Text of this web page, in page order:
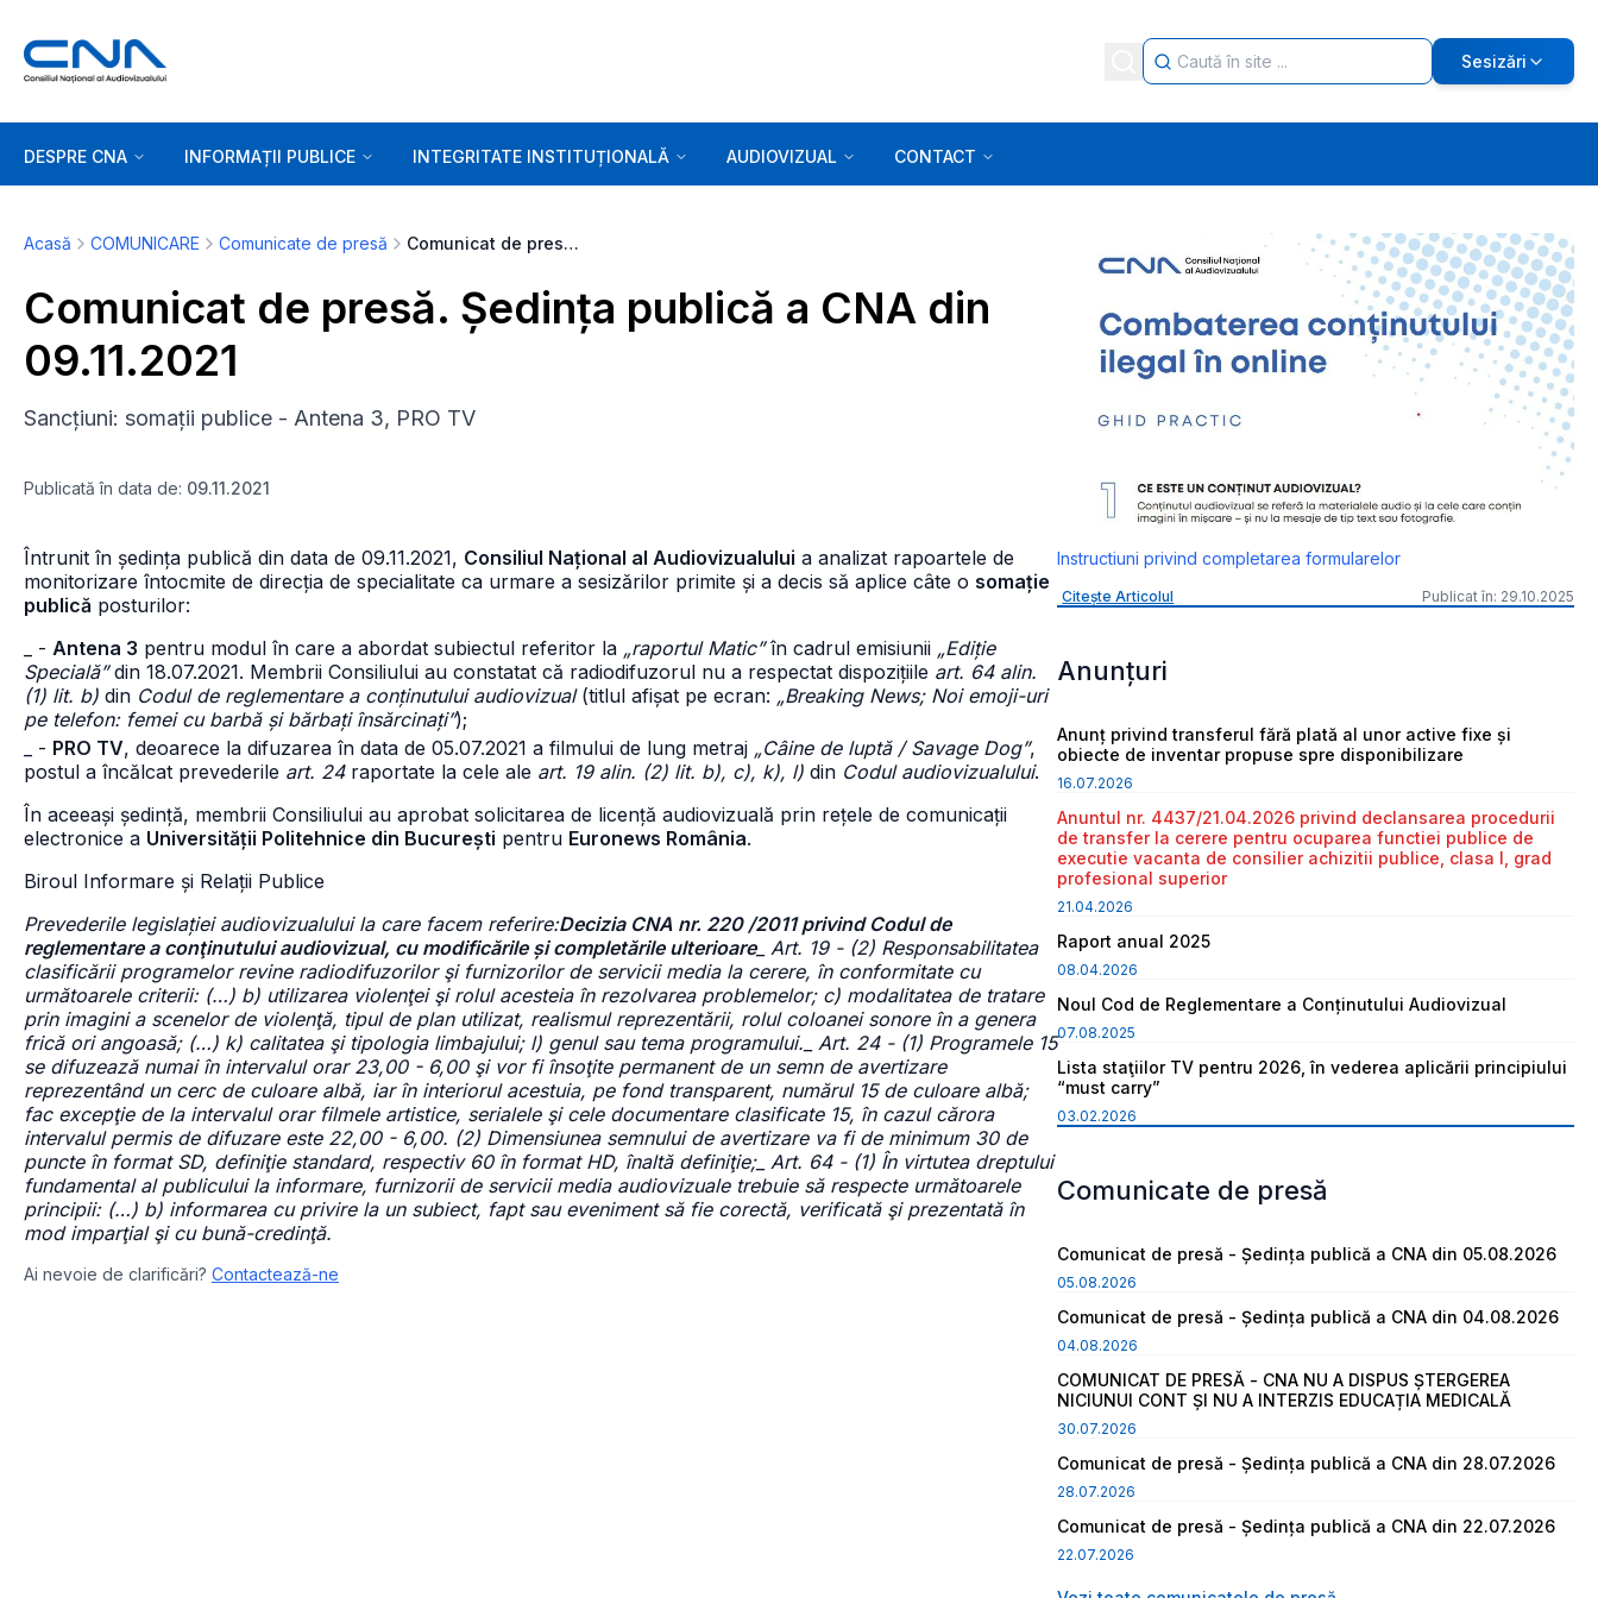
Sesizări
DESPRE CNA INFORMAȚII PUBLICE INTEGRITATE INSTITUȚIONALĂ AUDIOVIZUAL CONTACT
Acasă COMUNICARE Comunicate de presă Comunicat de presă. Ședința publică a CNA din 09.11.2021
Comunicat de presă. Ședința publică a CNA din
09.11.2021
Sancțiuni: somații publice - Antena 3, PRO TV
Publicată în data de: 09.11.2021
Întrunit în ședința publică din data de 09.11.2021, Consiliul Național al Audiovizualului a analizat rapoartele de
monitorizare întocmite de direcția de specialitate ca urmare a sesizărilor primite și a decis să aplice câte o somație
publică posturilor:
_ - Antena 3 pentru modul în care a abordat subiectul referitor la „raportul Matic”în cadrul emisiunii „Ediție
Specială”din 18.07.2021. Membrii Consiliului au constatat că radiodifuzorul nu a respectat dispozițiile art. 64 alin.
(1) lit. b) din Codul de reglementare a conținutului audiovizual(titlul afișat pe ecran: „Breaking News; Noi emoji-uri
pe telefon: femei cu barbă și bărbați însărcinați”);
_ - PRO TV, deoarece la difuzarea în data de 05.07.2021 a filmului de lung metraj „Câine de luptă / Savage Dog”,
postul a încălcat prevederile art. 24raportate la cele ale art. 19 alin. (2) lit. b), c), k), l) din Codul audiovizualului.
În aceeași ședință, membrii Consiliului au aprobat solicitarea de licență audiovizuală prin rețele de comunicații
electronice a Universității Politehnice din București pentru Euronews România.
Biroul Informare și Relații Publice
Prevederile legislației audiovizualului la care facem referire:Decizia CNA nr. 220 /2011 privind Codul de
reglementare a conţinutului audiovizual, cu modificările și completările ulterioare_ Art. 19 - (2) Responsabilitatea
clasificării programelor revine radiodifuzorilor şi furnizorilor de servicii media la cerere, în conformitate cu
următoarele criterii: (…) b) utilizarea violenţei şi rolul acesteia în rezolvarea problemelor; c) modalitatea de tratare
prin imagini a scenelor de violenţă, tipul de plan utilizat, realismul reprezentării, rolul coloanei sonore în a genera
frică ori angoasă; (…) k) calitatea şi tipologia limbajului; l) genul sau tema programului._ Art. 24 - (1) Programele 15
se difuzează numai în intervalul orar 23,00 - 6,00 şi vor fi însoţite permanent de un semn de avertizare
reprezentând un cerc de culoare albă, iar în interiorul acestuia, pe fond transparent, numărul 15 de culoare albă;
fac excepţie de la intervalul orar filmele artistice, serialele şi cele documentare clasificate 15, în cazul cărora
intervalul permis de difuzare este 22,00 - 6,00. (2) Dimensiunea semnului de avertizare va fi de minimum 30 de
puncte în format SD, definiţie standard, respectiv 60 în format HD, înaltă definiţie;_ Art. 64 - (1) În virtutea dreptului
fundamental al publicului la informare, furnizorii de servicii media audiovizuale trebuie să respecte următoarele
principii: (…) b) informarea cu privire la un subiect, fapt sau eveniment să fie corectă, verificată şi prezentată în
mod imparţial şi cu bună-credinţă.
Ai nevoie de clarificări? Contactează-ne
Instructiuni privind completarea formularelor
Citește Articolul Publicat în: 29.10.2025
Anunțuri
Anunț privind transferul fără plată al unor active fixe și
obiecte de inventar propuse spre disponibilizare
16.07.2026
Anuntul nr. 4437/21.04.2026 privind declansarea procedurii
de transfer la cerere pentru ocuparea functiei publice de
executie vacanta de consilier achizitii publice, clasa I, grad
profesional superior
21.04.2026
Raport anual 2025
08.04.2026
Noul Cod de Reglementare a Conținutului Audiovizual
07.08.2025
Lista staţiilor TV pentru 2026, în vederea aplicării principiului
“must carry”
03.02.2026
Comunicate de presă
Comunicat de presă - Ședința publică a CNA din 05.08.2026
05.08.2026
Comunicat de presă - Ședința publică a CNA din 04.08.2026
04.08.2026
COMUNICAT DE PRESĂ - CNA NU A DISPUS ȘTERGEREA
NICIUNUI CONT ȘI NU A INTERZIS EDUCAȚIA MEDICALĂ
30.07.2026
Comunicat de presă - Ședința publică a CNA din 28.07.2026
28.07.2026
Comunicat de presă - Ședința publică a CNA din 22.07.2026
22.07.2026